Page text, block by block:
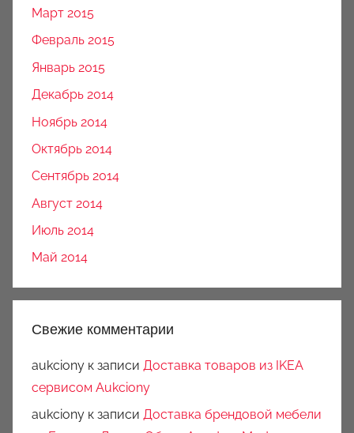
Март 2015
Февраль 2015
Январь 2015
Декабрь 2014
Ноябрь 2014
Октябрь 2014
Сентябрь 2014
Август 2014
Июль 2014
Май 2014
Свежие комментарии
aukciony к записи Доставка товаров из IKEA
сервисом Aukciony
aukciony к записи Доставка брендовой мебели